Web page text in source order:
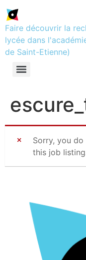
Faire découvrir la
lycée dans
de Saint-Etienne)
Sorry, you
this job